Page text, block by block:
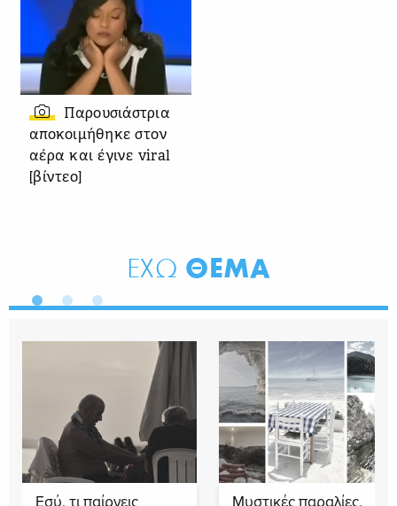
Παρουσιάστρια
αποκοιμήθηκε στον
αέρα και έγινε viral
[βίντεο]
ΕΧΩ ΘΕΜΑ
Εσύ, τι παίρνεις
Μυστικές παραλίες,